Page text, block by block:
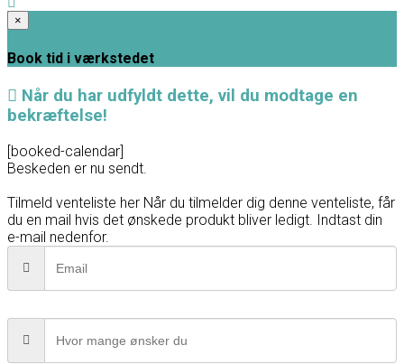
×
Book tid i værkstedet
Når du har udfyldt dette, vil du modtage en
bekræftelse!
[booked-calendar]
Beskeden er nu sendt.
Tilmeld venteliste her Når du tilmelder dig denne venteliste, får
du en mail hvis det ønskede produkt bliver ledigt. Indtast din
e-mail nedenfor.